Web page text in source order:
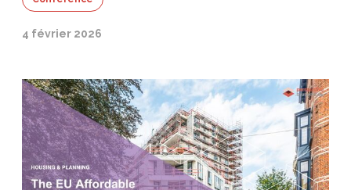
4 février 2026